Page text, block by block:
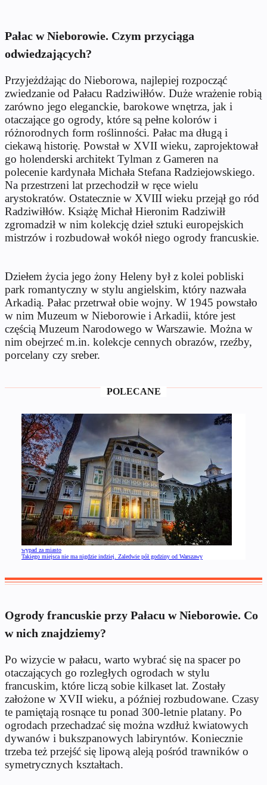
Pałac w Nieborowie. Czym przyciąga
odwiedzających?
Przyjeżdżając do Nieborowa, najlepiej rozpocząć
zwiedzanie od Pałacu Radziwiłłów. Duże wrażenie robią
zarówno jego eleganckie, barokowe wnętrza, jak i
otaczające go ogrody, które są pełne kolorów i
różnorodnych form roślinności. Pałac ma długą i
ciekawą historię. Powstał w XVII wieku, zaprojektował
go holenderski architekt Tylman z Gameren na
polecenie kardynała Michała Stefana Radziejowskiego.
Na przestrzeni lat przechodził w ręce wielu
arystokratów. Ostatecznie w XVIII wieku przejął go ród
Radziwiłłów. Książę Michał Hieronim Radziwiłł
zgromadził w nim kolekcję dzieł sztuki europejskich
mistrzów i rozbudował wokół niego ogrody francuskie.
Dziełem życia jego żony Heleny był z kolei pobliski
park romantyczny w stylu angielskim, który nazwała
Arkadią. Pałac przetrwał obie wojny. W 1945 powstało
w nim Muzeum w Nieborowie i Arkadii, które jest
częścią Muzeum Narodowego w Warszawie. Można w
nim obejrzeć m.in. kolekcje cennych obrazów, rzeźby,
porcelany czy sreber.
POLECANE
wypad za miasto
Takiego miejsca nie ma nigdzie indziej. Zaledwie pół godziny od Warszawy
Ogrody francuskie przy Pałacu w Nieborowie. Co
w nich znajdziemy?
Po wizycie w pałacu, warto wybrać się na spacer po
otaczających go rozległych ogrodach w stylu
francuskim, które liczą sobie kilkaset lat. Zostały
założone w XVII wieku, a później rozbudowane. Czasy
te pamiętają rosnące tu ponad 300-letnie platany. Po
ogrodach przechadzać się można wzdłuż kwiatowych
dywanów i bukszpanowych labiryntów. Koniecznie
trzeba też przejść się lipową aleją pośród trawników o
symetrycznych kształtach.